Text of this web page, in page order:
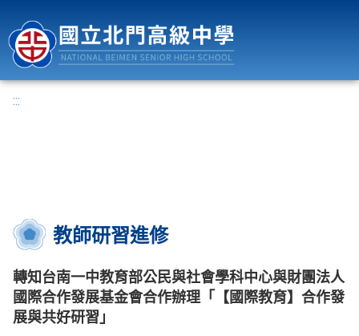
:::
教師研習進修
轉知台南一中教育部公民與社會學科中心與財團法人
國際合作發展基金會合作辦理「【國際教育】合作發
展與共好研習」